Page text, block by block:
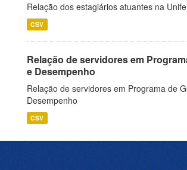
Relação dos estagiários atuantes na
CSV
Relação de servidores em
e Desempenho
Relação de servidores em Programa de
Desempenho
CSV